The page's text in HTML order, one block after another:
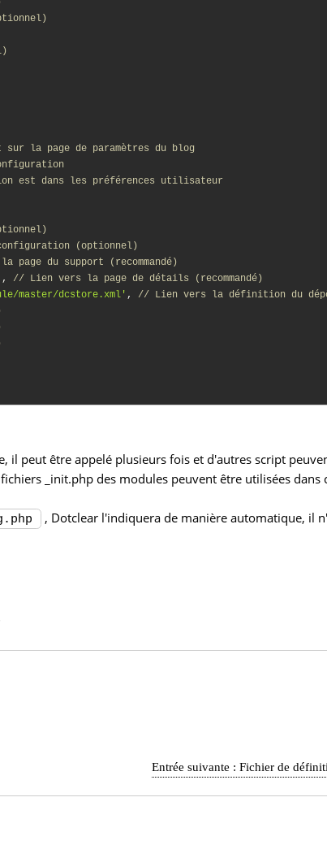
la page de paramètres du blog
est dans les préférences utilisateur
(optionnel)
page du support (recommandé)
, // Lien vers la page de détails (recommandé)
master/dcstore.xml' , // Lien vers la définition du
il peut être appelé plusieurs fois et d'autres script
_init.php des modules peuvent être utilisées dans
, Dotclear l'indiquera de manière automatique, il
Entrée suivante : Fichier de